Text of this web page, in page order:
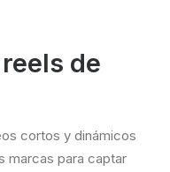
de
cortos y dinámicos
marcas para captar